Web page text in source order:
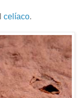
celíaco.